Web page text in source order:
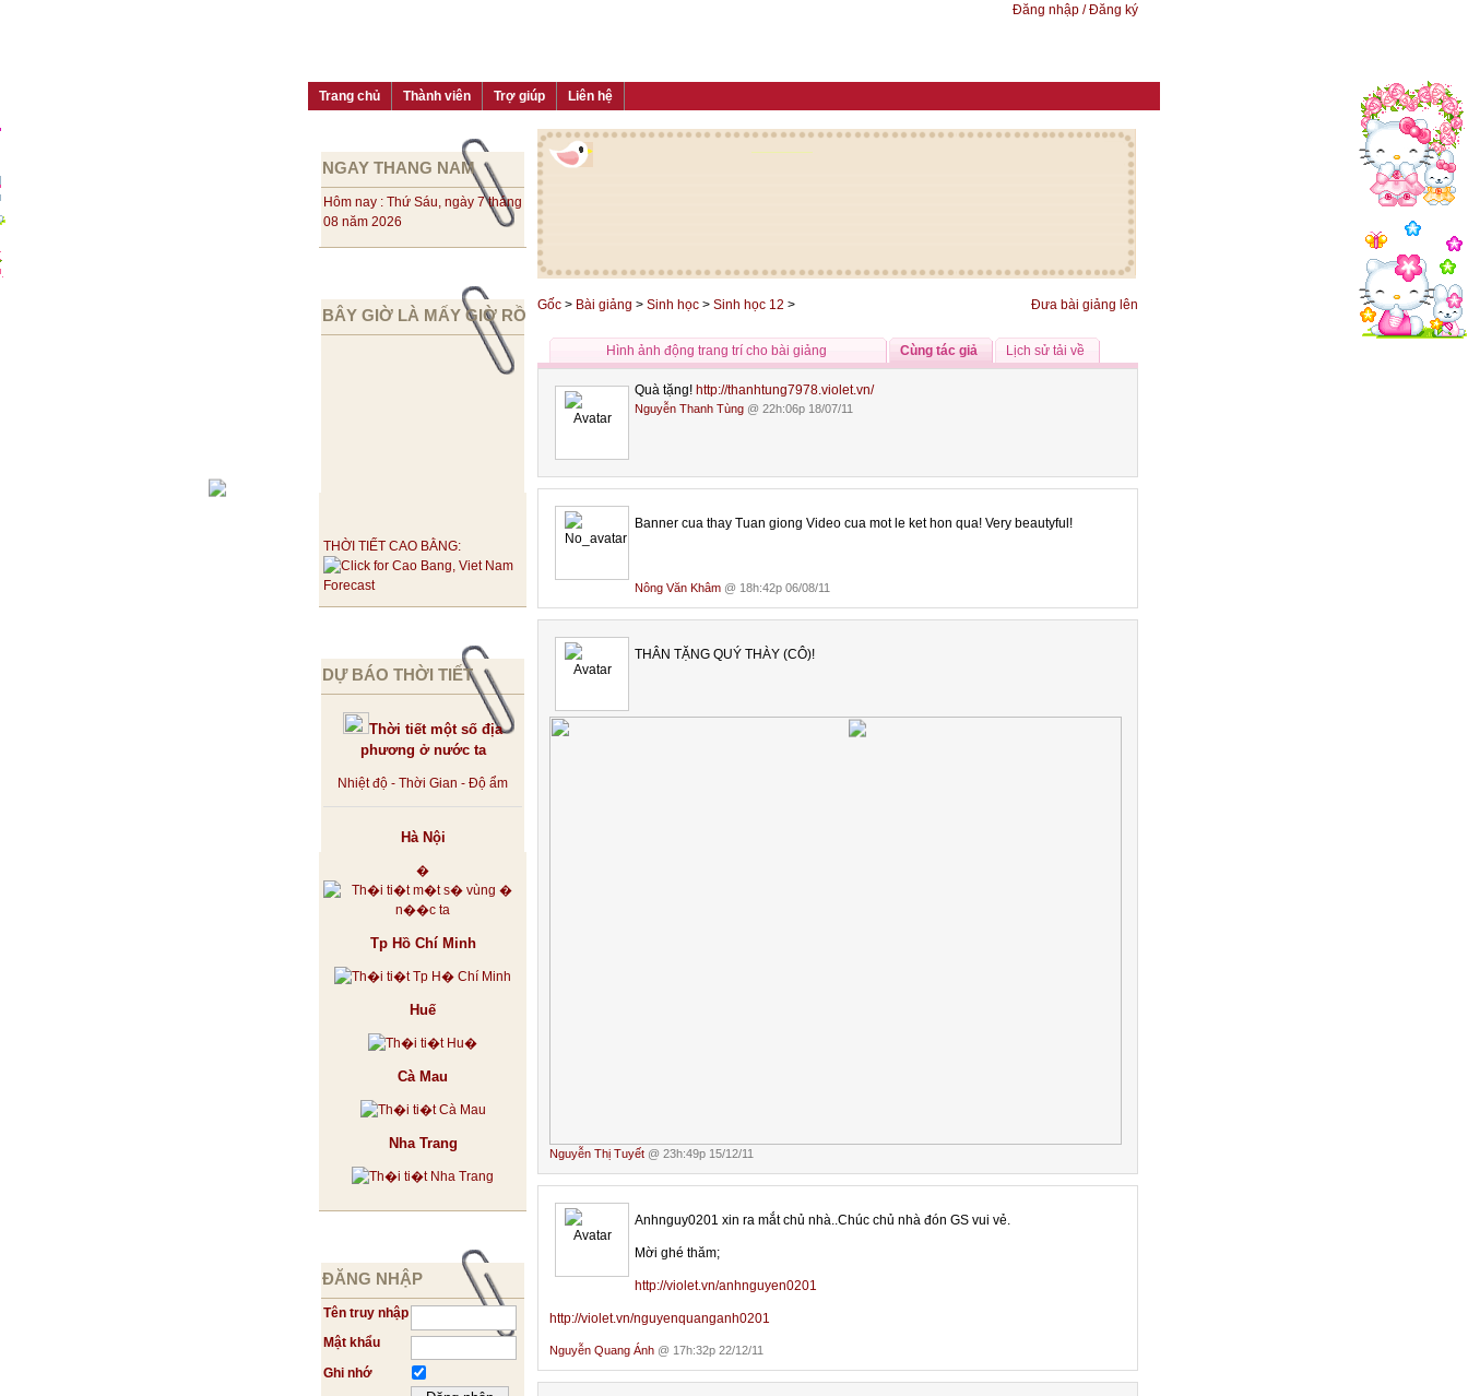
Đăng nhập / Đăng ký
Trang chủ Thành viên Trợ giúp Liên hệ
NGAY THANG NAM
Hôm nay : Thứ Sáu, ngày 7 tháng
08 năm 2026
BÂY GIỜ LÀ MẤY GIỜ RỒI
THỜI TIẾT CAO BẰNG:
DỰ BÁO THỜI TIẾT
Thời tiết một số địa
phương ở nước ta
Nhiệt độ - Thời Gian - Độ ẩm
Hà Nội
�
Tp Hồ Chí Minh
Huế
Cà Mau
Nha Trang
ĐĂNG NHẬP
Tên truy nhập
Mật khẩu
Ghi nhớ
Đưa bài giảng lên
Gốc > Bài giảng > Sinh học > Sinh học 12 >
Hình ảnh động trang trí cho bài giảng Cùng tác giả Lịch sử tải về
Quà tặng! http://thanhtung7978.violet.vn/
Nguyễn Thanh Tùng @ 22h:06p 18/07/11
Banner cua thay Tuan giong Video cua mot le ket hon qua! Very beautyful!
Nông Văn Khâm @ 18h:42p 06/08/11
THÂN TẶNG QUÝ THÀY (CÔ)!
Nguyễn Thị Tuyết @ 23h:49p 15/12/11
Anhnguy0201 xin ra mắt chủ nhà..Chúc chủ nhà đón GS vui vẻ.
Mời ghé thăm;
http://violet.vn/anhnguyen0201
http://violet.vn/nguyenquanganh0201
Nguyễn Quang Ánh @ 17h:32p 22/12/11